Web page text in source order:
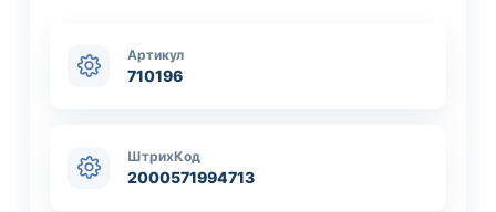
Артикул
710196
ШтрихКод
2000571994713